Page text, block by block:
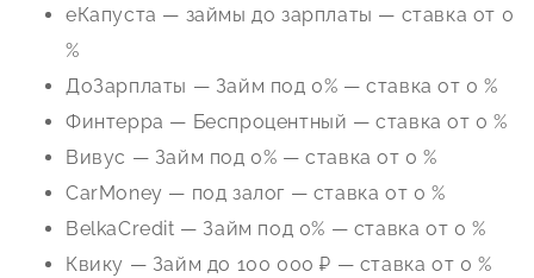
еКапуста — займы до зарплаты — ставка от 0
%
ДоЗарплаты — Займ под 0% — ставка от 0 %
Финтерра — Беспроцентный — ставка от 0 %
Вивус — Займ под 0% — ставка от 0 %
CarMoney — под залог — ставка от 0 %
BelkaCredit — Займ под 0% — ставка от 0 %
Квику — Займ до 100 000 ₽ — ставка от 0 %